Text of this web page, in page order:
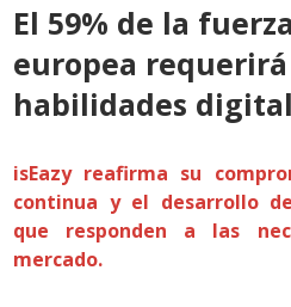
El 59% de la
europea
habilidades
isEazy reafirma su
continua y el desarrollo
que responden a las
mercado.